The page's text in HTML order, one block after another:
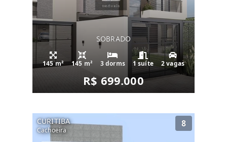
SOBRADO
145 m² 145 m² 3 dorms 1 suíte 2 vagas
R$ 699.000
CURITIBA
Cachoeira
8